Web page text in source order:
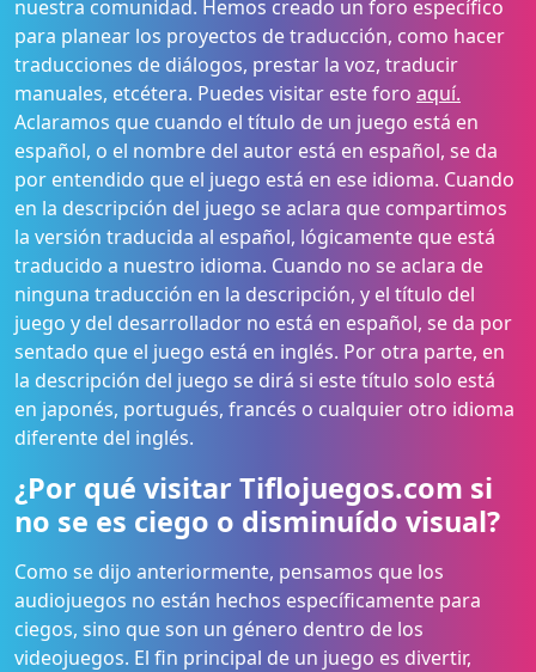
nuestra comunidad. Hemos creado un foro específico
para planear los proyectos de traducción, como hacer
traducciones de diálogos, prestar la voz, traducir
manuales, etcétera. Puedes visitar este foro aquí.
Aclaramos que cuando el título de un juego está en
español, o el nombre del autor está en español, se da
por entendido que el juego está en ese idioma. Cuando
en la descripción del juego se aclara que compartimos
la versión traducida al español, lógicamente que está
traducido a nuestro idioma. Cuando no se aclara de
ninguna traducción en la descripción, y el título del
juego y del desarrollador no está en español, se da por
sentado que el juego está en inglés. Por otra parte, en
la descripción del juego se dirá si este título solo está
en japonés, portugués, francés o cualquier otro idioma
diferente del inglés.
¿Por qué visitar Tiflojuegos.com si
no se es ciego o disminuído visual?
Como se dijo anteriormente, pensamos que los
audiojuegos no están hechos específicamente para
ciegos, sino que son un género dentro de los
videojuegos. El fin principal de un juego es divertir,